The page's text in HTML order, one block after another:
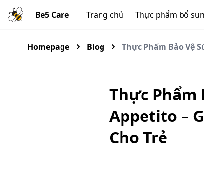
Be5 Care Trang chủ Thực phẩm bổ
Homepage Blog Thực Phẩm Bảo Vệ
Thực Phẩm
Appetito –
Cho Trẻ